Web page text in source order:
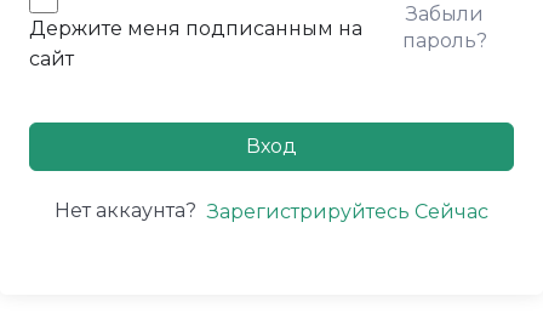
Держите меня подписанным на
сайт
Забыли
пароль?
Вход
Нет аккаунта? Зарегистрируйтесь Сейчас